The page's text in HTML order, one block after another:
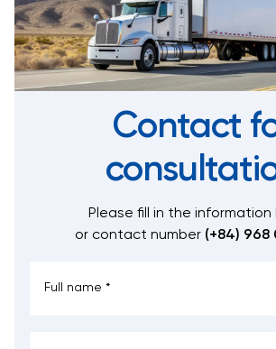
Contact
Please fill in the information
or contact number (+84) 968